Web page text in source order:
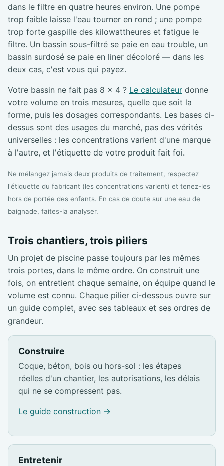
dans le filtre en quatre heures environ. Une pompe
trop faible laisse l'eau tourner en rond ; une pompe
trop forte gaspille des kilowattheures et fatigue le
filtre. Un bassin sous-filtré se paie en eau trouble, un
bassin surdosé se paie en liner décoloré — dans les
deux cas, c'est vous qui payez.
Votre bassin ne fait pas 8 × 4 ? Le calculateur donne
votre volume en trois mesures, quelle que soit la
forme, puis les dosages correspondants. Les bases ci-
dessus sont des usages du marché, pas des vérités
universelles : les concentrations varient d'une marque
à l'autre, et l'étiquette de votre produit fait foi.
Ne mélangez jamais deux produits de traitement, respectez
l'étiquette du fabricant (les concentrations varient) et tenez-les
hors de portée des enfants. En cas de doute sur une eau de
baignade, faites-la analyser.
Trois chantiers, trois piliers
Un projet de piscine passe toujours par les mêmes
trois portes, dans le même ordre. On construit une
fois, on entretient chaque semaine, on équipe quand le
volume est connu. Chaque pilier ci-dessous ouvre sur
un guide complet, avec ses tableaux et ses ordres de
grandeur.
Construire
Coque, béton, bois ou hors-sol : les étapes
réelles d'un chantier, les autorisations, les délais
qui ne se compressent pas.
Le guide construction →
Entretenir